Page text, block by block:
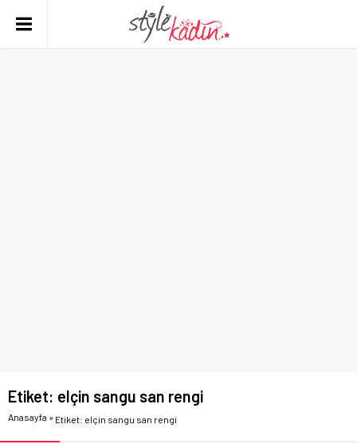
Etiket: elçin sangu san rengi
Anasayfa » Etiket: elçin sangu san rengi